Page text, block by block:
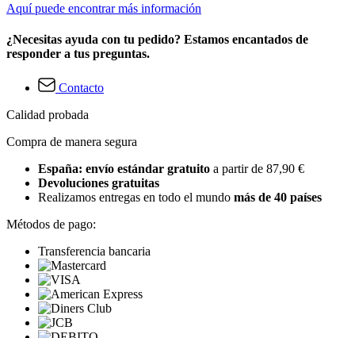
Aquí puede encontrar más información
¿Necesitas ayuda con tu pedido? Estamos encantados de
responder a tus preguntas.
Contacto
Calidad probada
Compra de manera segura
España: envío estándar gratuito a partir de 87,90 €
Devoluciones gratuitas
Realizamos entregas en todo el mundo más de 40 países
Métodos de pago:
Transferencia bancaria